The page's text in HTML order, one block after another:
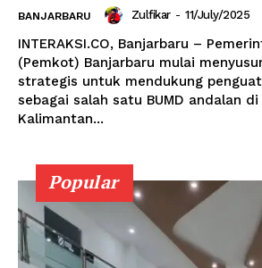
BANJARBARU Zulfikar - 11/July/2025
INTERAKSI.CO, Banjarbaru –
(Pemkot) Banjarbaru mulai
strategis untuk mendukung
sebagai salah satu BUMD andalan di
Kalimantan...
Popular